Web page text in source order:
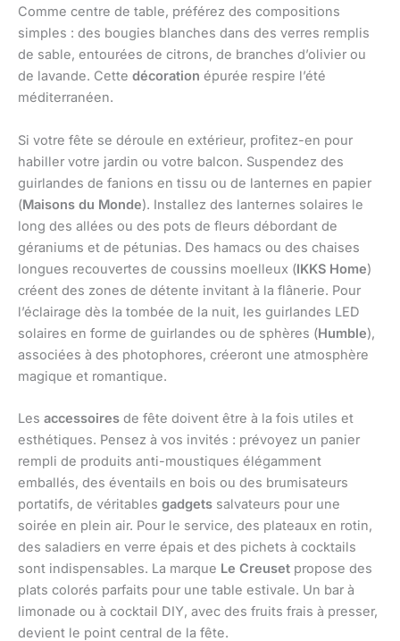
Comme centre de table, préférez des compositions
simples : des bougies blanches dans des verres remplis
de sable, entourées de citrons, de branches d’olivier ou
de lavande. Cette décoration épurée respire l’été
méditerranéen.
Si votre fête se déroule en extérieur, profitez-en pour
habiller votre jardin ou votre balcon. Suspendez des
guirlandes de fanions en tissu ou de lanternes en papier
(Maisons du Monde). Installez des lanternes solaires le
long des allées ou des pots de fleurs débordant de
géraniums et de pétunias. Des hamacs ou des chaises
longues recouvertes de coussins moelleux (IKKS Home)
créent des zones de détente invitant à la flânerie. Pour
l’éclairage dès la tombée de la nuit, les guirlandes LED
solaires en forme de guirlandes ou de sphères (Humble),
associées à des photophores, créeront une atmosphère
magique et romantique.
Les accessoires de fête doivent être à la fois utiles et
esthétiques. Pensez à vos invités : prévoyez un panier
rempli de produits anti-moustiques élégamment
emballés, des éventails en bois ou des brumisateurs
portatifs, de véritables gadgets salvateurs pour une
soirée en plein air. Pour le service, des plateaux en rotin,
des saladiers en verre épais et des pichets à cocktails
sont indispensables. La marque Le Creuset propose des
plats colorés parfaits pour une table estivale. Un bar à
limonade ou à cocktail DIY, avec des fruits frais à presser,
devient le point central de la fête.